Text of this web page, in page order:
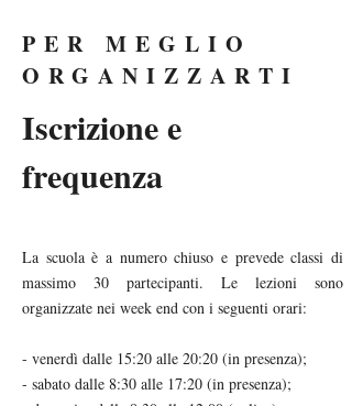
PER MEGLIO
ORGANIZZARTI
Iscrizione e
frequenza
La scuola è a numero chiuso e prevede classi di
massimo 30 partecipanti. Le lezioni sono
organizzate nei week end con i seguenti orari:
- venerdì dalle 15:20 alle 20:20 (in presenza);
- sabato dalle 8:30 alle 17:20 (in presenza);